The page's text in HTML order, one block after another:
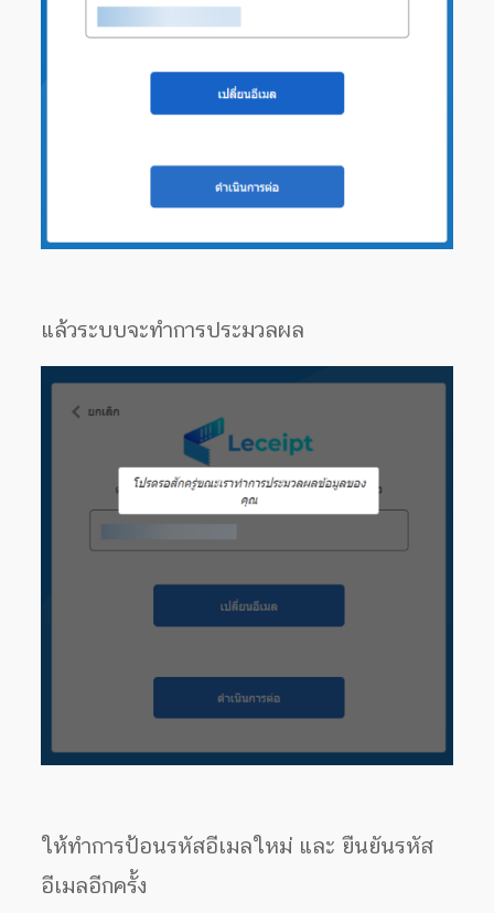
แล้วระบบจะทำการประมวลผล
ให้ทำการป้อนรหัสอีเมลใหม่ และ ยืนยันรหัส
อีเมลอีกครั้ง